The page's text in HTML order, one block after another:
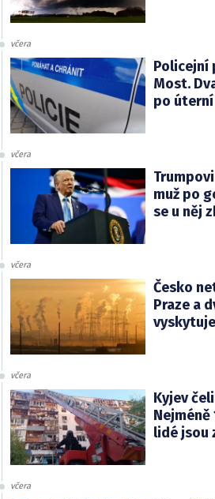
včera
Policejní
Most.
po
včera
muž po
se u něj
včera
Česko
Praze a
včera
Kyjev
lidé jsou
včera